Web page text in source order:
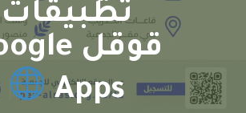
تطبيقات
قوقل Google
Apps